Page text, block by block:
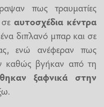
πως τραυματίες
αυτοσχέδια κέντρα
διπλανό μπαρ και σε
ενώ ανέφεραν πως
καθώς βγήκαν από τη
ξαφνικά στην